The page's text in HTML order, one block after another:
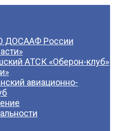
ДОСААФ России
АТСК «Оберон-клуб»
авиационно-